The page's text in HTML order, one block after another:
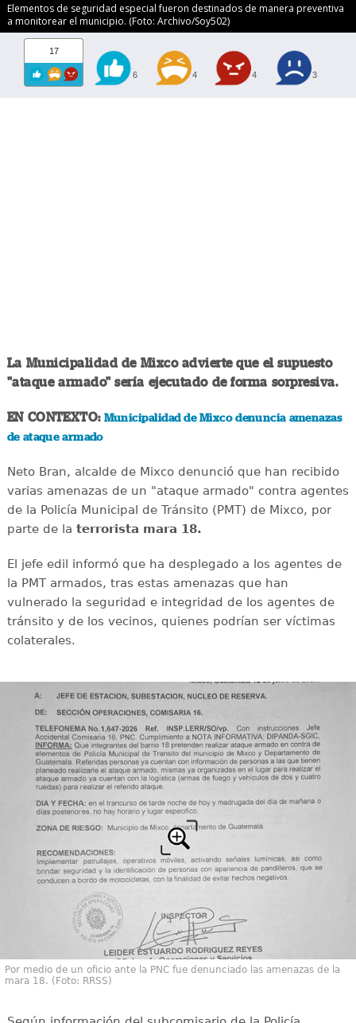
Elementos de seguridad especial fueron destinados de manera preventiva
a monitorear el municipio. (Foto: Archivo/Soy502)
17
6 4 4 3
La Municipalidad de Mixco advierte que el supuesto
"ataque armado" sería ejecutado de forma sorpresiva.
EN CONTEXTO:Municipalidad de Mixco denuncia amenazas
de ataque armado
Neto Bran, alcalde de Mixco denunció que han recibido
varias amenazas de un "ataque armado" contra agentes
de la Policía Municipal de Tránsito (PMT) de Mixco, por
parte de la terrorista mara 18.
El jefe edil informó que ha desplegado a los agentes de
la PMT armados, tras estas amenazas que han
vulnerado la seguridad e integridad de los agentes de
tránsito y de los vecinos, quienes podrían ser víctimas
colaterales.
Por medio de un oficio ante la PNC fue denunciado las amenazas de la
mara 18. (Foto: RRSS)